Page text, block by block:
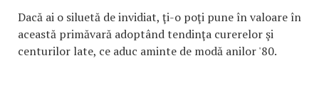
Dacă ai o siluetă de invidiat, ţi-o poţi pune în valoare în
această primăvară adoptând tendinţa curerelor şi
centurilor late, ce aduc aminte de modă anilor '80.